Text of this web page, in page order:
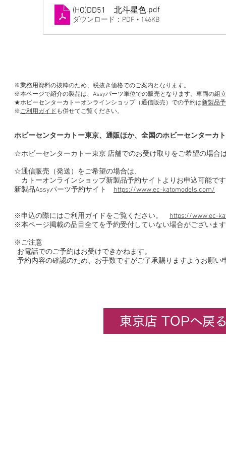
(HO)DD51 北斗星色.pdf
ダウンロード：PDF • 146KB
※業務用資料の抜粋のため、税抜き価格でのご案内となります。
※本ページで紹介の製品は、Assyパーツ単位での販売となります。車両の組
★ホビーセンターカトーオンラインショップ（通信販売）での予約は新製品
※ご利用ガイド も併せてご覧ください。
ホビーセンターカトー東京、通販ほか、全国のホビーセンターカ
☆ホビーセンターカトー東京 店舗でのお受け取りをご希望の場合
☆通信販売（発送）をご希望の場合は、
カトーオンラインショップ新製品予約サイトよりお申込可能で
新製品Assyパーツ予約サイト https://www.ec-katomodels.com/
※申込の際にはご利用ガイドをご覧ください。 https://www.ec-
※本ページ掲載の品目全てを予約受付していない場合がございま
※ご注意
お電話でのご予約はお受けできかねます。
予約内容の確認のため、お手数ですがご了承賜りますようお願い
東京店 TOPへ戻